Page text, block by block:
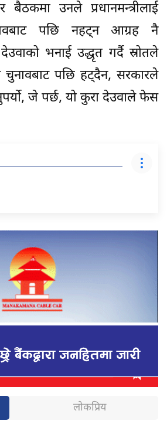
बैठकमा उनले प्रधानमन्त्रीलाई
पछि नहट्न आग्रह नै
भनाई उद्धृत गर्दै स्रोतले
चुनावबाट पछि हट्दैन, सरकारले
जे पर्छ, यो कुरा देउवाले फेस
लोकप्रिय